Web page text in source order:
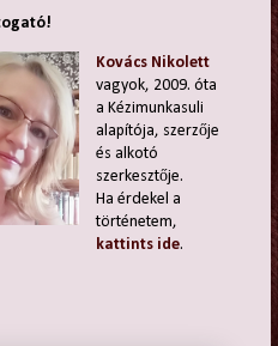
Kovács Nikolett
vagyok, 2009. óta
a Kézimunkasuli
alapítója, szerzője
és alkotó
szerkesztője.
Ha érdekel a
történetem,
kattints ide.